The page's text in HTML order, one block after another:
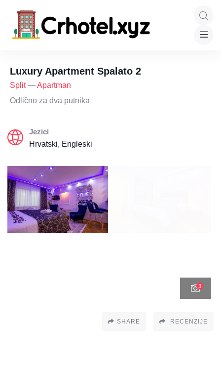
Luxury Apartment Spalato 2
Split—Apartman
Odlično za dva putnika
Jezici
Hrvatski, Engleski
3
SHARE RECENZIJE